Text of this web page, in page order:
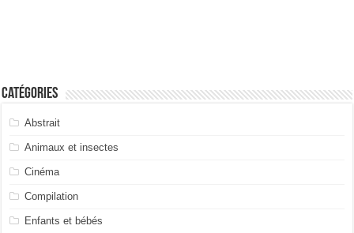
Catégories
Abstrait
Animaux et insectes
Cinéma
Compilation
Enfants et bébés